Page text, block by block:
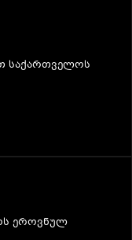
საქართველოს
ეროვნულ